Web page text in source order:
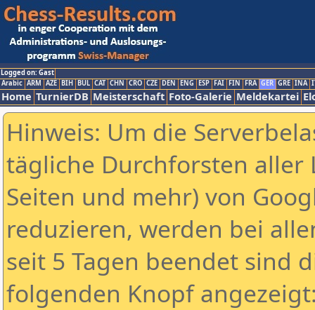
Logged on: Gast
Arabic ARM AZE BIH BUL CAT CHN CRO CZE DEN ENG ESP FAI FIN FRA GER GRE INA
Home TurnierDB Meisterschaft Foto-Galerie Meldekartei
Hinweis: Um die
tägliche Durchforsten aller
Seiten und mehr) von
reduzieren, werden bei
seit 5 Tagen beendet sind
folgenden Knopf